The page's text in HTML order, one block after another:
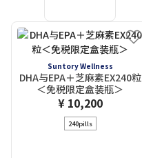
Suntory Wellness
DHA与EPA＋芝麻素EX240粒
＜免税限定盒装瓶＞
¥ 10,200
240pills